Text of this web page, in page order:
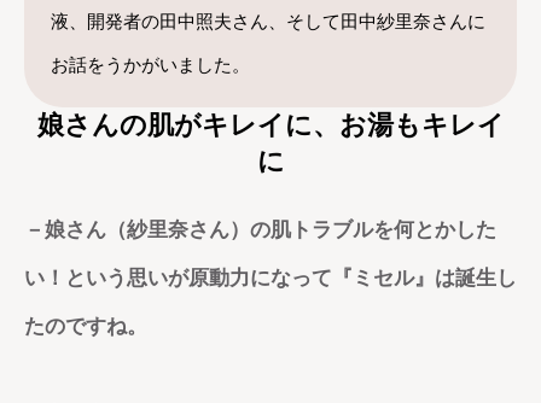
液、開発者の田中照夫さん、そして田中紗里奈さんに
お話をうかがいました。
娘さんの肌がキレイに、お湯もキレイ
に
－娘さん（紗里奈さん）の肌トラブルを何とかした
い！という思いが原動力になって『ミセル』は誕生し
たのですね。